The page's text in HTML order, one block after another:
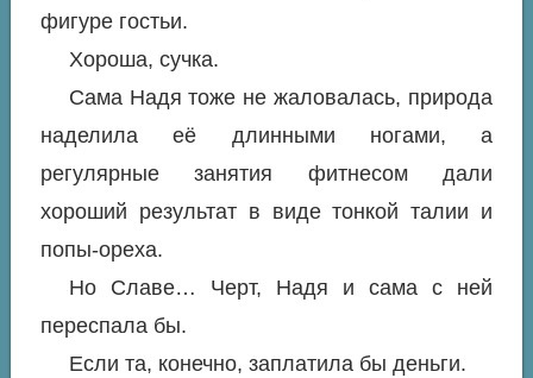
фигуре гостьи.
Хороша, сучка.
Сама Надя тоже не жаловалась, природа
наделила её длинными ногами, а
регулярные занятия фитнесом дали
хороший результат в виде тонкой талии и
попы-ореха.
Но Славе… Черт, Надя и сама с ней
переспала бы.
Если та, конечно, заплатила бы деньги.